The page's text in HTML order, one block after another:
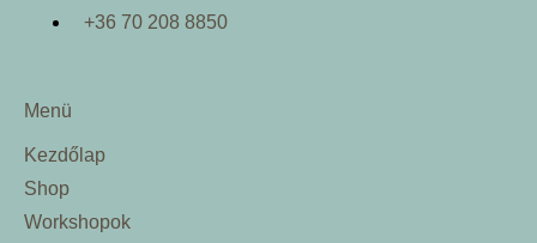
+36 70 208 8850
Menü
Kezdőlap
Shop
Workshopok